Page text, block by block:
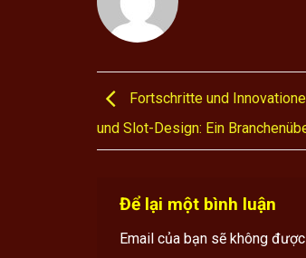
Fortschritte und
und Slot-Design: Ein
Để lại một bình luận
Email của bạn sẽ không